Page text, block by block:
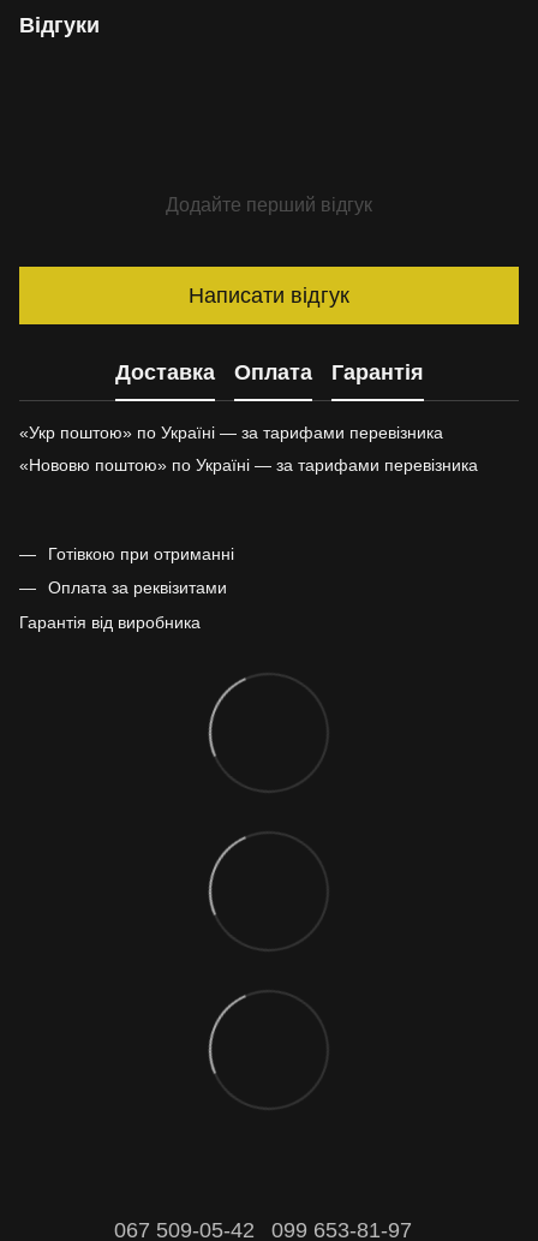
Відгуки
Додайте перший відгук
Написати відгук
Доставка Оплата Гарантія
«Укр поштою» по Україні — за тарифами перевізника
«Нововю поштою» по Україні — за тарифами перевізника
Готівкою при отриманні
Оплата за реквізитами
Гарантія від виробника
067 509-05-42 099 653-81-97